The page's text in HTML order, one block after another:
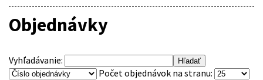
Objednávky
Vyhľadávanie:
Počet objednávok na stranu: